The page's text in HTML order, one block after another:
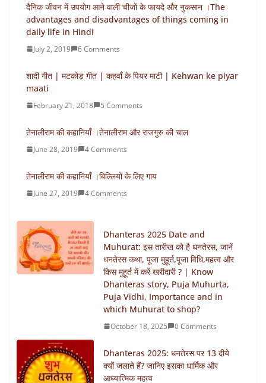
दैनिक जीवन में उपयोग आने वाली चीजों के फायदे और नुकसान ।The
advantages and disadvantages of things coming in
daily life in Hindi
July 2, 2019 6 Comments
शादी गीत | मटकोड़ गीत | कहवाँ के पियर माटी | Kehwan ke piyar
maati
February 21, 2018 5 Comments
तेनालीराम की कहानियाँ ।तेनालीराम और राजगुरु की चाल
June 28, 2019 4 Comments
तेनालीराम की कहानियाँ ।बिल्लियों के लिए गाय
June 27, 2019 4 Comments
Dhanteras 2025 Date and
Muhurat: इस तारीख को है धनतेरस, जानें
धनतेरस कथा, पूजा मुहूर्त,पूजा विधि,महत्व और
किस मुहूर्त में करें खरीदारी ? | Know
Dhanteras story, Puja Muhurta,
Puja Vidhi, Importance and in
which Muhurat to shop?
October 18, 2025 0 Comments
Dhanteras 2025: धनतेरस पर 13 दीये
क्यों जलाते हैं? जानिए इसका धार्मिक और
आध्यात्मिक महत्व